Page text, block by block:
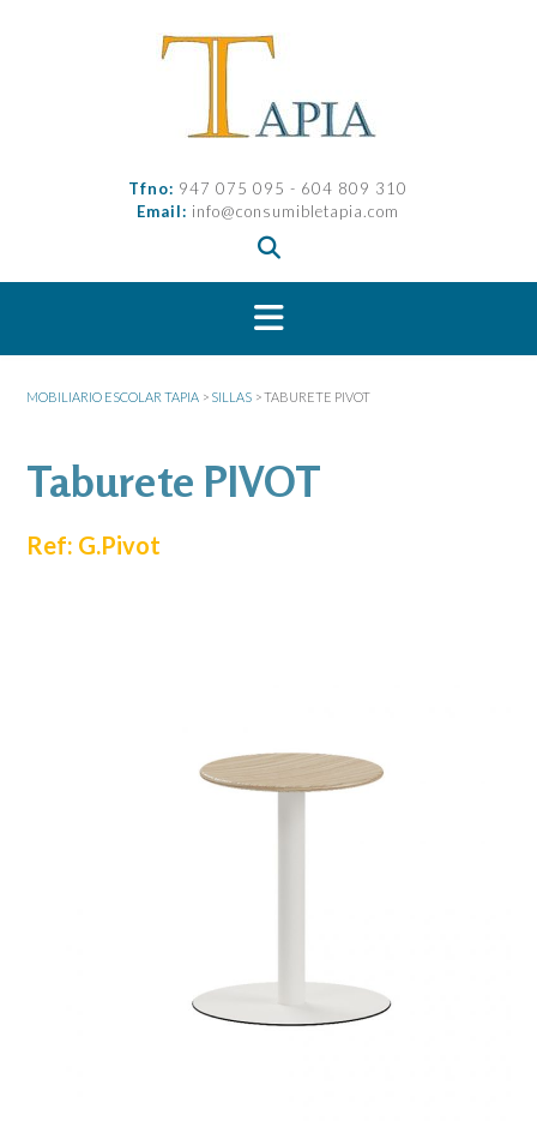
Tfno: 947 075 095 - 604 809 310
Email: info@consumibletapia.com
MOBILIARIO ESCOLAR TAPIA > SILLAS >TABURETE PIVOT
Taburete PIVOT
Ref: G.Pivot